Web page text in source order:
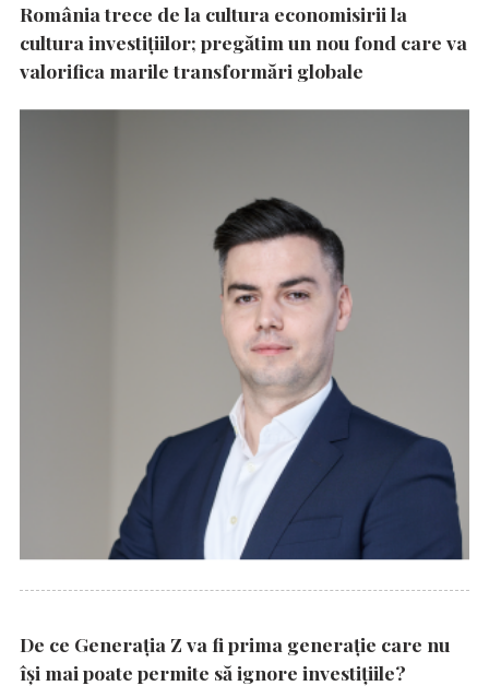
România trece de la cultura economisirii la
cultura investițiilor; pregătim un nou fond care va
valorifica marile transformări globale
De ce Generația Z va fi prima generație care nu
își mai poate permite să ignore investițiile?